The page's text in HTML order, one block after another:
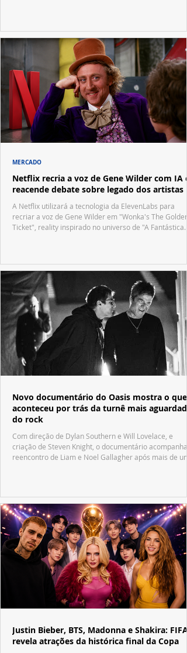
Netflix recria a voz de Gene Wilder com IA e
reacende debate sobre legado dos artistas
A Netflix utilizará a tecnologia da ElevenLabs para
recriar a voz de Gene Wilder em "Wonka's The Golden
Ticket", reality inspirado no universo de "A Fantástica
MERCADO
Novo documentário do Oasis mostra o que
aconteceu por trás da turnê mais aguardada
do rock
Com direção de Dylan Southern e Will Lovelace, e
criação de Steven Knight, o documentário acompanha
reencontro de Liam e Noel Gallagher após mais de
Justin Bieber, BTS, Madonna e Shakira: FIFA
revela atrações da histórica final da Copa